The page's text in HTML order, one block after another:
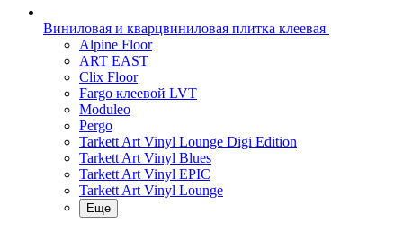
Виниловая и кварцвиниловая плитка клеевая
Alpine Floor
ART EAST
Clix Floor
Fargo клеевой LVT
Moduleo
Pergo
Tarkett Art Vinyl Lounge Digi Edition
Tarkett Art Vinyl Blues
Tarkett Art Vinyl EPIC
Tarkett Art Vinyl Lounge
Еще